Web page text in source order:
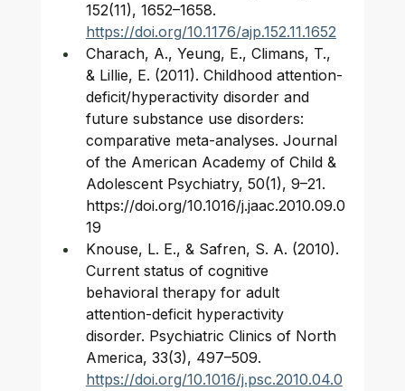
152(11), 1652–1658.
https://doi.org/10.1176/ajp.152.11.1652
Charach, A., Yeung, E., Climans, T.,
& Lillie, E. (2011). Childhood attention-
deficit/hyperactivity disorder and
future substance use disorders:
comparative meta-analyses. Journal
of the American Academy of Child &
Adolescent Psychiatry, 50(1), 9–21.
https://doi.org/10.1016/j.jaac.2010.09.0
19
Knouse, L. E., & Safren, S. A. (2010).
Current status of cognitive
behavioral therapy for adult
attention-deficit hyperactivity
disorder. Psychiatric Clinics of North
America, 33(3), 497–509.
https://doi.org/10.1016/j.psc.2010.04.0